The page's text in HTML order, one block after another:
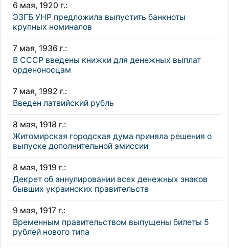
6 мая, 1920 г.:
ЭЗГБ УНР предложила выпустить банкноты
крупных номиналов
7 мая, 1936 г.:
В СССР введены книжки для денежных выплат
орденоносцам
7 мая, 1992 г.:
Введен латвийский рубль
8 мая, 1918 г.:
Житомирская городская дума приняла решения о
выпуске дополнительной эмиссии
8 мая, 1919 г.:
Декрет об аннулировании всех денежных знаков
бывших украинских правительств
9 мая, 1917 г.:
Временным правительством выпущены билеты 5
рублей нового типа